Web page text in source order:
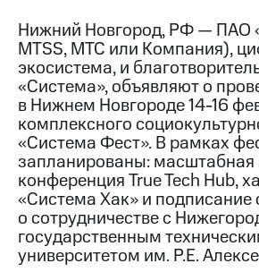
Контакты
Медиа-центр
Пресс-
релизы
МТС
о технологиях
Достижения
Интервью
Финансовая
отчетность
Нижний Новгород, РФ — ПАО
MTSS, МТС или Компания),
экосистема, и
«Система», объявляют о
в Нижнем Новгороде 14-16
комплексного
«Система Фест». В рамках
запланированы:
конференция True Tech Hub,
«Система Хак» и подписание
о сотрудничестве с
государственным
университетом им. Р.Е.